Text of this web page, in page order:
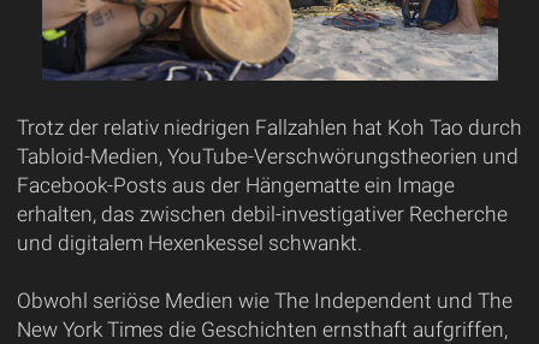
Trotz der relativ niedrigen Fallzahlen hat Koh Tao durch
Tabloid-Medien, YouTube-Verschwörungstheorien und
Facebook-Posts aus der Hängematte ein Image
erhalten, das zwischen debil-investigativer Recherche
und digitalem Hexenkessel schwankt.
Obwohl seriöse Medien wie The Independent und The
New York Times die Geschichten ernsthaft aufgriffen,